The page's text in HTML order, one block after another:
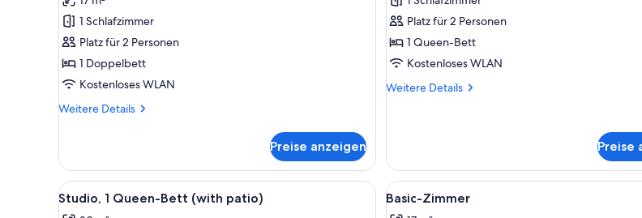
Zimmer
anzeigen
1 Schlafzimmer
Platz für 2 Personen
1 Doppelbett
Kostenloses WLAN
Weitere Details
Weitere
Zimmer
Preise anzeigen
Zimmer
anzeigen
Platz für 2 Personen
1 Queen-Bett
Kostenloses WLAN
Weitere Details
Weitere
Preise
Alle
Fotos
Studio, 1 Queen-Bett (with patio) | Kostenloses WLAN, Bettwäsche
6
Studio, 1 Queen-Bett (with patio)
Alle
Fotos
Ein Schlafzimmer
5
Basic-Zimmer